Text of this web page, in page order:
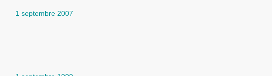
1 septembre 2007